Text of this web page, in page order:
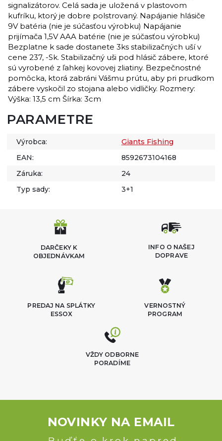
signalizátorov. Celá sada je uložená v plastovom
kufríku, ktorý je dobre polstrovaný. Napájanie hlásiče
9V batéria (nie je súčasťou výrobku) Napájanie
prijímača 1,5V AAA batérie (nie je súčasťou výrobku)
Bezplatne k sade dostanete 3ks stabilizačných uší v
cene 237, -Sk. Stabilizačný uši pod hlásič zábere, ktoré
sú vyrobené z ľahkej kovovej zliatiny. Bezpečnostné
pomôcka, ktorá zabráni Vášmu prútu, aby pri prudkom
zábere vyskočil zo stojana alebo vidličky. Rozmery:
Výška: 13,5 cm Šírka: 3cm
PARAMETRE
Výrobca:
Giants Fishing
EAN:
8592673104168
Záruka:
24
Typ sady:
3+1
DARČEKY K
OBJEDNÁVKAM
INFO O NAŠEJ
DOPRAVE
VERNOSTNÝ
PROGRAM
PREDAJ NA SPLÁTKY
ESSOX
VŽDY ODBORNE
PORADÍME
NOVINKY NA EMAIL